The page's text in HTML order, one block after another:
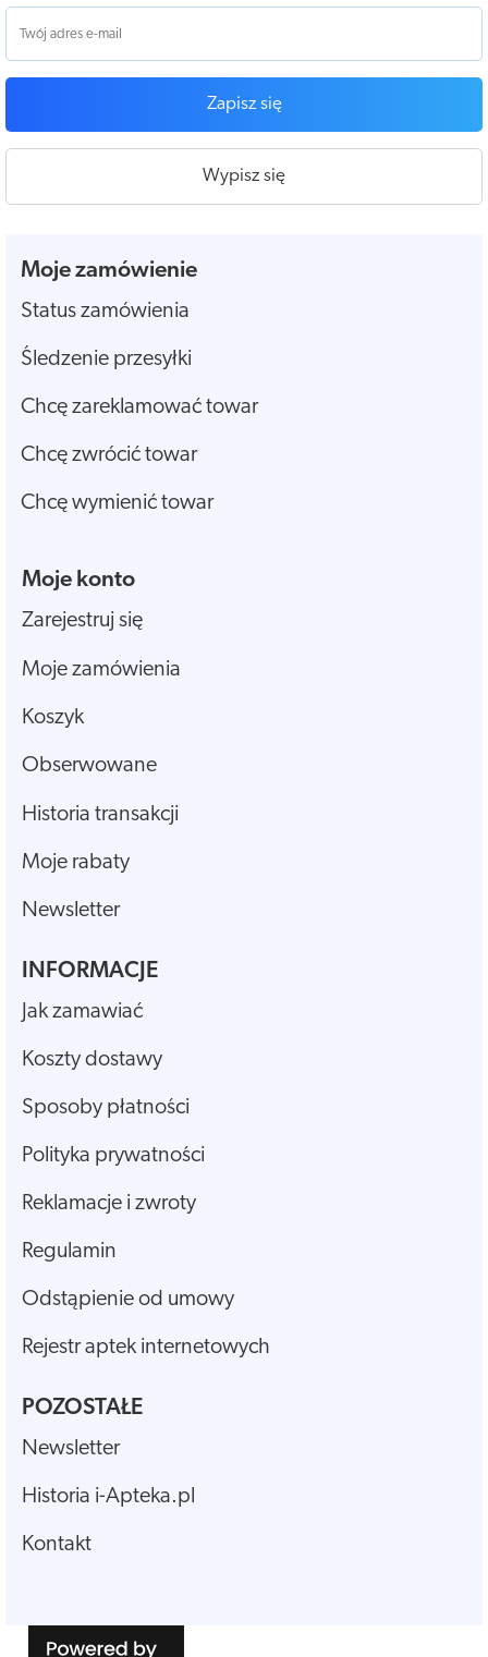
Zapisz się
Wypisz się
Moje zamówienie
Status zamówienia
Śledzenie przesyłki
Chcę zareklamować towar
Chcę zwrócić towar
Chcę wymienić towar
Moje konto
Zarejestruj się
Moje zamówienia
Koszyk
Obserwowane
Historia transakcji
Moje rabaty
Newsletter
INFORMACJE
Jak zamawiać
Koszty dostawy
Sposoby płatności
Polityka prywatności
Reklamacje i zwroty
Regulamin
Odstąpienie od umowy
Rejestr aptek internetowych
POZOSTAŁE
Newsletter
Historia i-Apteka.pl
Kontakt